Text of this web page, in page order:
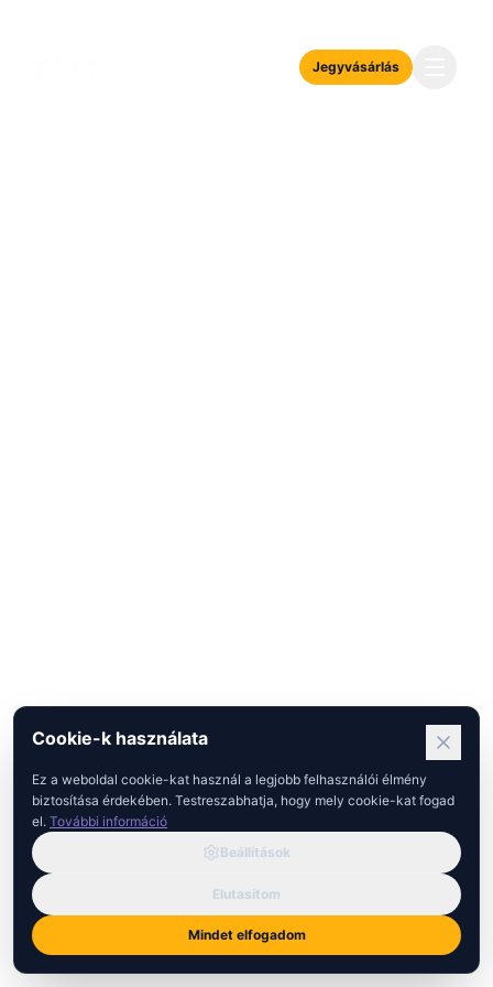
Jegyvásárlás
Cookie-k használata
Ez a weboldal cookie-kat használ a legjobb felhasználói élmény
biztosítása érdekében. Testreszabhatja, hogy mely cookie-kat fogad
el. További információ
Beállítások
Elutasítom
Mindet elfogadom